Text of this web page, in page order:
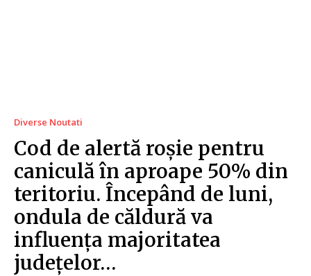
Diverse Noutati
Cod de alertă roșie pentru
caniculă în aproape 50% din
teritoriu. Începând de luni,
ondula de căldură va
influența majoritatea
județelor…